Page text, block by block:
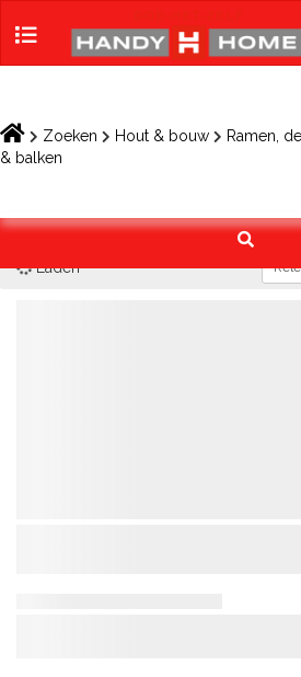
Zoeken Hout & bouw Ramen,
& balken
Laden